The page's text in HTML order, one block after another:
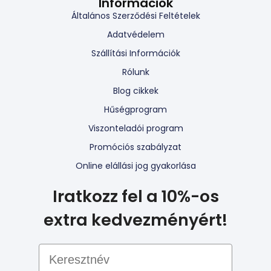
Általános Szerződési Feltételek
Adatvédelem
Szállítási Információk
Rólunk
Blog cikkek
Hűségprogram
Viszonteladói program
Promóciós szabályzat
Online elállási jog gyakorlása
Iratkozz fel a 10%-os
extra kedvezményért!